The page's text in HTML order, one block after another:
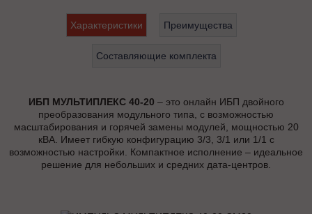
Характеристики Преимущества
Составляющие комплекта
ИБП МУЛЬТИПЛЕКС 40-20 – это онлайн ИБП двойного
преобразования модульного типа, с возможностью
масштабирования и горячей замены модулей, мощностью 20
кВА. Имеет гибкую конфигурацию 3/3, 3/1 или 1/1 с
возможностью настройки. Компактное исполнение – идеальное
решение для небольших и средних дата-центров.